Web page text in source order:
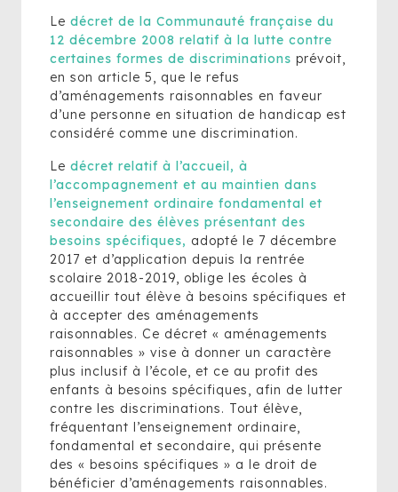
Le décret de la Communauté française du
12 décembre 2008 relatif à la lutte contre
certaines formes de discriminations prévoit,
en son article 5, que le refus
d’aménagements raisonnables en faveur
d’une personne en situation de handicap est
considéré comme une discrimination.
Le décret relatif à l’accueil, à
l’accompagnement et au maintien dans
l’enseignement ordinaire fondamental et
secondaire des élèves présentant des
besoins spécifiques, adopté le 7 décembre
2017 et d’application depuis la rentrée
scolaire 2018-2019, oblige les écoles à
accueillir tout élève à besoins spécifiques et
à accepter des aménagements
raisonnables. Ce décret « aménagements
raisonnables » vise à donner un caractère
plus inclusif à l’école, et ce au profit des
enfants à besoins spécifiques, afin de lutter
contre les discriminations. Tout élève,
fréquentant l’enseignement ordinaire,
fondamental et secondaire, qui présente
des « besoins spécifiques » a le droit de
bénéficier d’aménagements raisonnables.